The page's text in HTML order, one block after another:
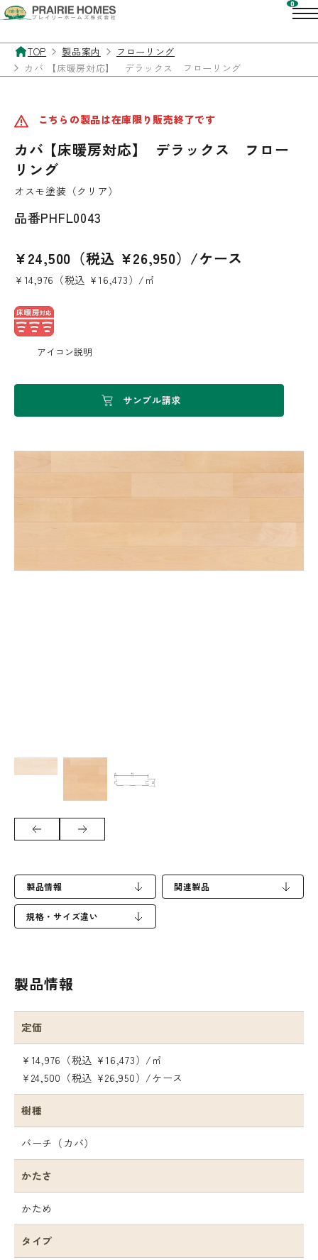
TOP 製品案内
フローリング
カバ 【床暖房対応】 デラックス フローリング
こちらの製品は在庫限り販売終了です
カバ 【床暖房対応】 デラックス フロー
リング
オスモ塗装（クリア）
品番PHFL0043
¥24,500（税込 ¥26,950）/ケース
¥14,976（税込 ¥16,473）/㎡
アイコン説明
サンプル請求
製品情報 関連製品
規格・サイズ違い
製品情報
定価
¥14,976（税込 ¥16,473）/㎡
¥24,500（税込 ¥26,950）/ケース
樹種
バーチ（カバ）
かたさ
かため
タイプ